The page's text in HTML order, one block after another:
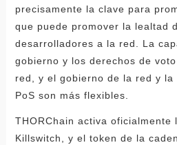
precisamente la clave para
que puede promover la lealtad
desarrolladores a la red. La
gobierno y los derechos de
red, y el gobierno de la red y
PoS son más flexibles.
THORChain activa oficialmente
Killswitch, y el token de la